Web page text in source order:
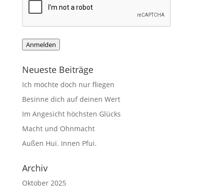
Anmelden
Neueste Beiträge
Ich möchte doch nur fliegen
Besinne dich auf deinen Wert
Im Angesicht höchsten Glücks
Macht und Ohnmacht
Außen Hui. Innen Pfui.
Archiv
Oktober 2025